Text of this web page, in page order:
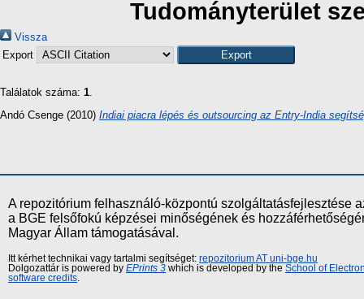
Tudományterület
Vissza
Export
Találatok száma: 1.
Andó Csenge (2010) Indiai piacra lépés és outsourcing az Entry-India
A repozitórium felhasználó-központú szolgáltatásfejlesztése
a BGE felsőfokú képzései minőségének és
Magyar Állam támogatásával.
Itt kérhet technikai vagy tartalmi segítséget: repozitorium AT uni-bge.hu
Dolgozattár is powered by EPrints 3 which is developed by the School of
software credits